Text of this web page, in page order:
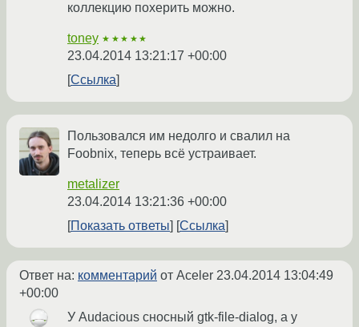
коллекцию похерить можно.
toney ★★★★★
23.04.2014 13:21:17 +00:00
Ссылка
Пользовался им недолго и свалил на
Foobnix, теперь всё устраивает.
metalizer
23.04.2014 13:21:36 +00:00
Показать ответы
Ссылка
Ответ на: комментарий от Aceler 23.04.2014 13:04:49
+00:00
У Audacious сносный gtk-file-dialog, а у